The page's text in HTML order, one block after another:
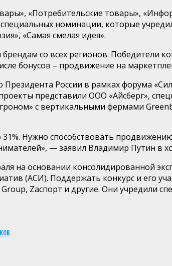
«Потребительские товары»,
номинации, которые
«Самая смелая идея».
со всех регионов. Победители
бонусов – продвижение на
России в рамках форума
представили ООО «Айсберг»,
с вертикальными фермами
Нужно способствовать
— заявил Владимир Путин в
на основании консолидированной
(АСИ). Поддержать конкурс и его
Zaспорт и другие. Они учредили